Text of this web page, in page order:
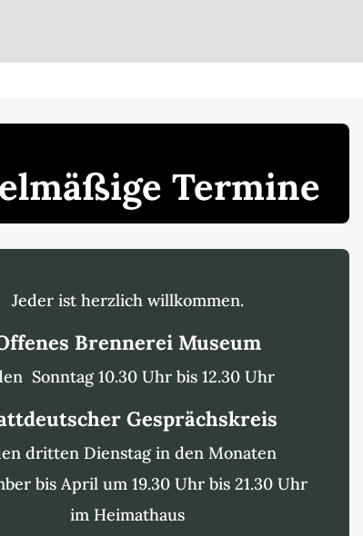
Termine
Jeder ist herzlich willkommen.
Brennerei Museum
Sonntag 10.30 Uhr bis 12.30 Uhr
Gesprächskreis
dritten Dienstag in den Monaten
bis April um 19.30 Uhr bis 21.30 Uhr
im Heimathaus